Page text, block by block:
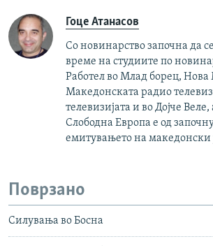
Гоце Атанасов
Со новинарство започна да
време на студиите по
Работел во Млад борец, Нова
Македонската радио
телевизијата и во Дојче
Слободна Европа е од
емитувањето на македонски
Поврзано
Силувања во Босна